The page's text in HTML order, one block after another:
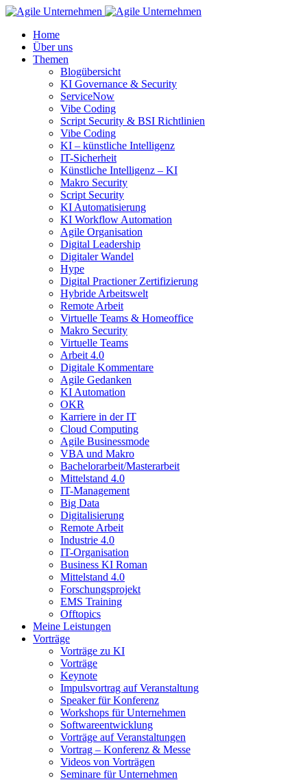
Home
Über uns
Themen
Blogübersicht
KI Governance & Security
ServiceNow
Vibe Coding
Script Security & BSI Richtlinien
Vibe Coding
KI – künstliche Intelligenz
IT-Sicherheit
Künstliche Intelligenz – KI
Makro Security
Script Security
KI Automatisierung
KI Workflow Automation
Agile Organisation
Digital Leadership
Digitaler Wandel
Hype
Digital Practioner Zertifizierung
Hybride Arbeitswelt
Remote Arbeit
Virtuelle Teams & Homeoffice
Makro Security
Virtuelle Teams
Arbeit 4.0
Digitale Kommentare
Agile Gedanken
KI Automation
OKR
Karriere in der IT
Cloud Computing
Agile Businessmode
VBA und Makro
Bachelorarbeit/Masterarbeit
Mittelstand 4.0
IT-Management
Big Data
Digitalisierung
Remote Arbeit
Industrie 4.0
IT-Organisation
Business KI Roman
Mittelstand 4.0
Forschungsprojekt
EMS Training
Offtopics
Meine Leistungen
Vorträge
Vorträge zu KI
Vorträge
Keynote
Impulsvortrag auf Veranstaltung
Speaker für Konferenz
Workshops für Unternehmen
Softwareentwicklung
Vorträge auf Veranstaltungen
Vortrag – Konferenz & Messe
Videos von Vorträgen
Seminare für Unternehmen